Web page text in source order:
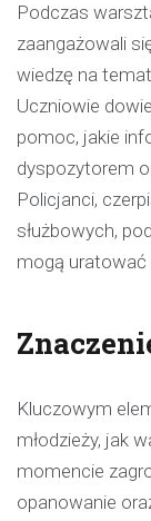
Podczas
zaangażowali
wiedzę na
Uczniowie
pomoc, jakie
dyspozytorem
Policjanci,
służbowych,
mogą uratować
Kluczowym
młodzieży, jak
momencie
opanowanie